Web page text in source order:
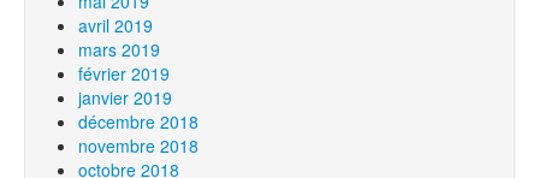
avril 2019
mars 2019
février 2019
janvier 2019
décembre 2018
novembre 2018
octobre 2018